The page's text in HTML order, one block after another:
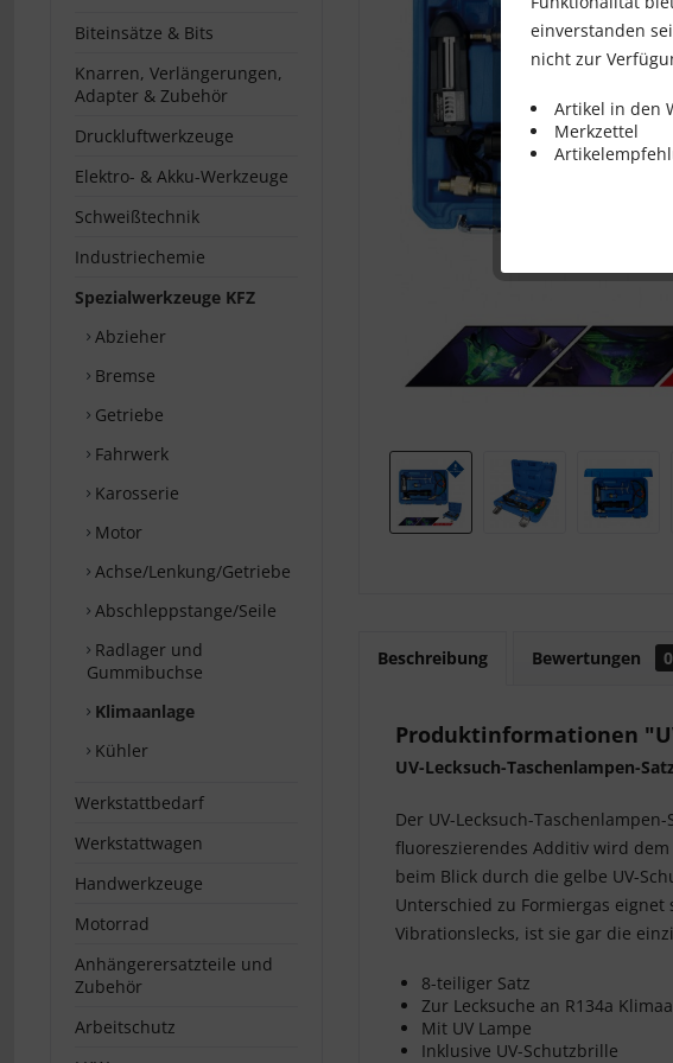
Biteinsätze & Bits
Knarren, Verlängerungen,
Adapter & Zubehör
Druckluftwerkzeuge
Elektro- & Akku-Werkzeuge
Schweißtechnik
Industriechemie
Spezialwerkzeuge KFZ
Abzieher
Bremse
Getriebe
Fahrwerk
Karosserie
Motor
Achse/Lenkung/Getriebe
Abschleppstange/Seile
Radlager und
Gummibuchse
Klimaanlage
Kühler
Werkstattbedarf
Werkstattwagen
Handwerkzeuge
Motorrad
Anhängerersatzteile und
Zubehör
Arbeitschutz
Beschreibung Bewertungen 0
Produktinformationen
UV-Lecksuch-Taschenlampen-
Der UV-Lecksuch-
fluoreszierendes Additiv wird
beim Blick durch die gelbe UV-
Unterschied zu Formiergas eignet
Vibrationslecks, ist sie gar die
8-teiliger Satz
Zur Lecksuche an R134a
Mit UV Lampe
Inklusive UV-Schutzbrille
einverstanden
nicht zur
Artikel in den
Merkzettel